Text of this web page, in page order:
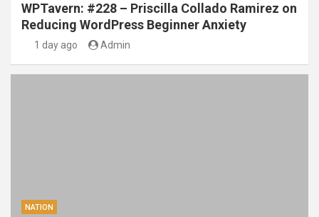
WPTavern: #228 – Priscilla Collado Ramirez on
Reducing WordPress Beginner Anxiety
1 day ago Admin
NATION